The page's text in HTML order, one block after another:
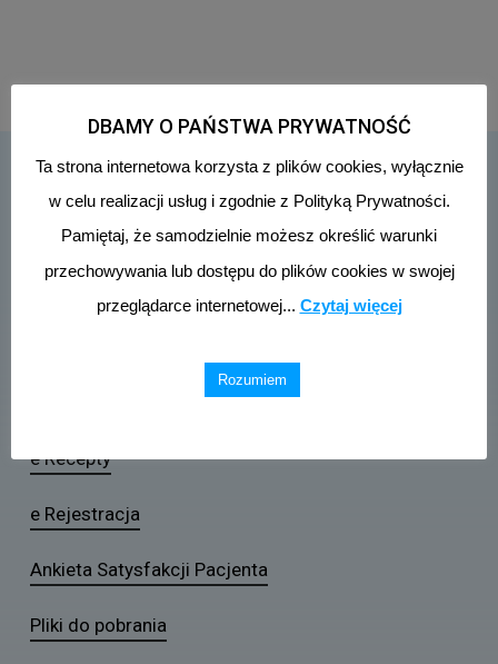
Klauzula informacyjna RODO
Ubezpieczenie pacjenta
e Recepty
e Rejestracja
Ankieta Satysfakcji Pacjenta
Pliki do pobrania
DBAMY O PAŃSTWA PRYWATNOŚĆ
Ta strona internetowa korzysta z plików cookies, wyłącznie
w celu realizacji usług i zgodnie z Polityką Prywatności.
Pamiętaj, że samodzielnie możesz określić warunki
przechowywania lub dostępu do plików cookies w swojej
przeglądarce internetowej... Czytaj więcej
Rozumiem